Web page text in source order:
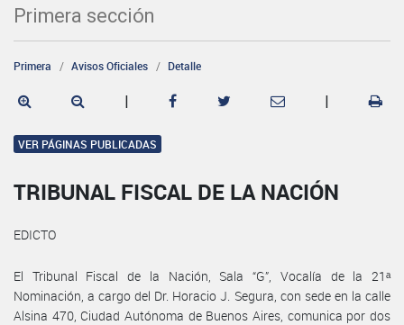
Primera sección
Primera Avisos Oficiales Detalle
| |
VER PÁGINAS PUBLICADAS
TRIBUNAL FISCAL DE LA NACIÓN
EDICTO
El Tribunal Fiscal de la Nación, Sala “G”, Vocalía de la 21ᵃ
Nominación, a cargo del Dr. Horacio J. Segura, con sede en la calle
Alsina 470, Ciudad Autónoma de Buenos Aires, comunica por dos